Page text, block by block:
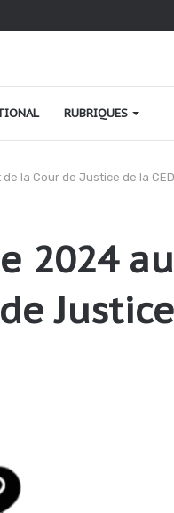
verdissement et la qualité
RUBRIQUES
la Cour de Justice de la